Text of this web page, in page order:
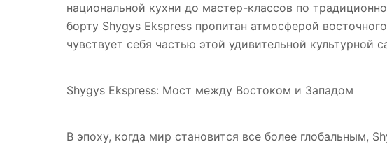
национальной кухни до мастер-классов по
борту Shygys Ekspress пропитан атмосферой
чувствует себя частью этой удивительной культурной
Shygys Ekspress: Мост между Востоком и Западом
В эпоху, когда мир становится все более глобальным,